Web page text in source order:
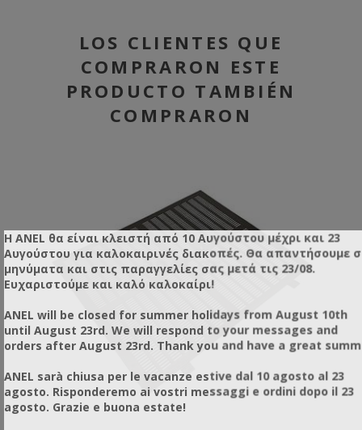
LOS CLIENTES QUE
COMPRARON ESTE
PRODUCTO TAMBIÉN
COMPRARON
Η ANEL θα είναι κλειστή από 10 Αυγούστου μέχρι και 23
Αυγούστου για καλοκαιρινές διακοπές. Θα απαντήσουμε
μηνύματα και στις παραγγελίες σας μετά τις 23/08.
Ευχαριστούμε και καλό καλοκαίρι!
ANEL will be closed for summer holidays from August 10th
until August 23rd. We will respond to your messages and
orders after August 23rd. Thank you and have a great
ANEL sarà chiusa per le vacanze estive dal 10 agosto al 23
agosto. Risponderemo ai vostri messaggi e ordini dopo il 23
agosto. Grazie e buona estate!